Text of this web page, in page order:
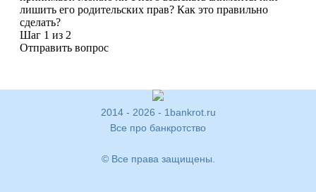
2014 - 2026 - 1bankrot.ru
Все про банкротство
© Все права защищены.